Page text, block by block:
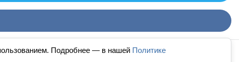
Подробнее — в нашей Политике